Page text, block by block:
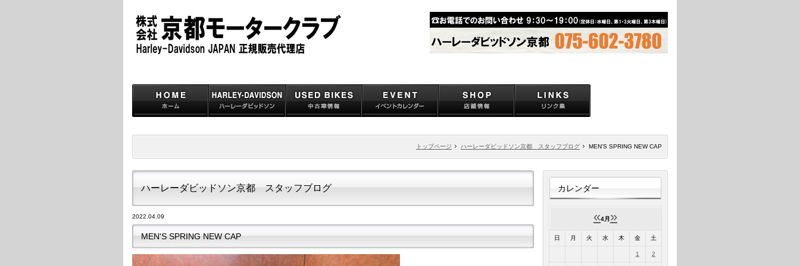
トップページ ハーレーダビッドソン京都 スタッフブログ MEN'S SPRING NEW CAP
ハーレーダビッドソン京都 スタッフブログ
2022.04.09
MEN'S SPRING NEW CAP
カレンダー
«4月 »
日 月 火 水 木 金 土
1 2